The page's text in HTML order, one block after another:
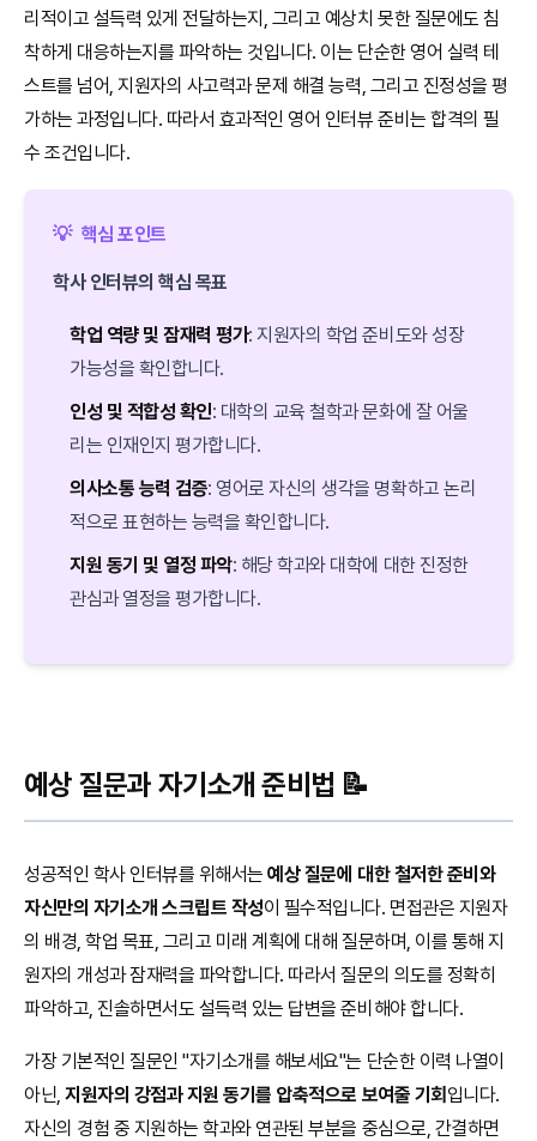
리적이고 설득력 있게 전달하는지, 그리고 예상치 못한 질문에도 침
착하게 대응하는지를 파악하는 것입니다. 이는 단순한 영어 실력 테
스트를 넘어, 지원자의 사고력과 문제 해결 능력, 그리고 진정성을 평
가하는 과정입니다. 따라서 효과적인 영어 인터뷰 준비는 합격의 필
수 조건입니다.
💡 핵심 포인트
학사 인터뷰의 핵심 목표
학업 역량 및 잠재력 평가: 지원자의 학업 준비도와 성장
가능성을 확인합니다.
인성 및 적합성 확인: 대학의 교육 철학과 문화에 잘 어울
리는 인재인지 평가합니다.
의사소통 능력 검증: 영어로 자신의 생각을 명확하고 논리
적으로 표현하는 능력을 확인합니다.
지원 동기 및 열정 파악: 해당 학과와 대학에 대한 진정한
관심과 열정을 평가합니다.
예상 질문과 자기소개 준비법 📝
성공적인 학사 인터뷰를 위해서는예상 질문에 대한 철저한 준비와
자신만의 자기소개 스크립트 작성이 필수적입니다. 면접관은 지원자
의 배경, 학업 목표, 그리고 미래 계획에 대해 질문하며, 이를 통해 지
원자의 개성과 잠재력을 파악합니다. 따라서 질문의 의도를 정확히
파악하고, 진솔하면서도 설득력 있는 답변을 준비해야 합니다.
가장 기본적인 질문인 "자기소개를 해보세요"는 단순한 이력 나열이
아닌,지원자의 강점과 지원 동기를 압축적으로 보여줄 기회 입니다.
자신의 경험 중 지원하는 학과와 연관된 부분을 중심으로, 간결하면